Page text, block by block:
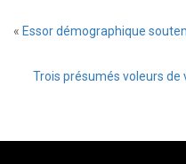
« Essor démographique
Trois présumés voleurs de